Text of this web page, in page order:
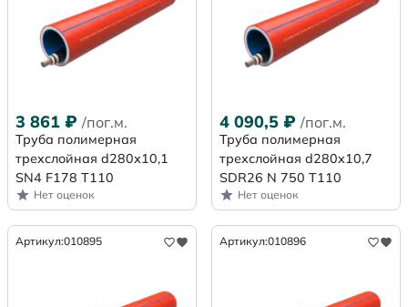
3 861 ₽ /пог.м.
Труба полимерная
трехслойная d280х10,1
SN4 F178 Т110
Нет оценок
4 090,5 ₽ /пог.м.
Труба полимерная
трехслойная d280x10,7
SDR26 N 750 Т110
Нет оценок
Артикул:010895 Артикул:010896